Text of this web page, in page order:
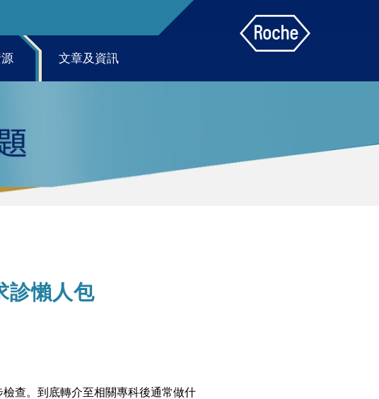
文章及資訊
診懶人包
查。到底轉介至相關專科後通常做什